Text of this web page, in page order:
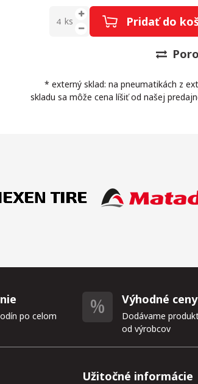
ks Pridať do
* externý sklad: na pneumatikách z
skladu sa môže cena líšiť od našej
po celom
Výhodné ceny
Dodávame
od výrobcov
Užitočné informácie